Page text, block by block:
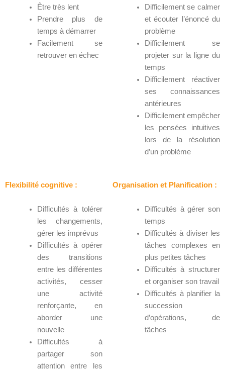
Être très lent
Prendre plus de
temps à démarrer
Facilement se
retrouver en échec
Difficilement se calmer
et écouter l’énoncé du
problème
Difficilement se
projeter sur la ligne du
temps
Difficilement réactiver
ses connaissances
antérieures
Difficilement empêcher
les pensées intuitives
lors de la résolution
d’un problème
Flexibilité cognitive :
Difficultés à tolérer
les changements,
gérer les imprévus
Difficultés à opérer
des transitions
entre les différentes
activités, cesser
une activité
renforçante, en
aborder une
nouvelle
Difficultés à
partager son
attention entre les
Organisation et Planification :
Difficultés à gérer son
temps
Difficultés à diviser les
tâches complexes en
plus petites tâches
Difficultés à structurer
et organiser son travail
Difficultés à planifier la
succession
d’opérations, de
tâches